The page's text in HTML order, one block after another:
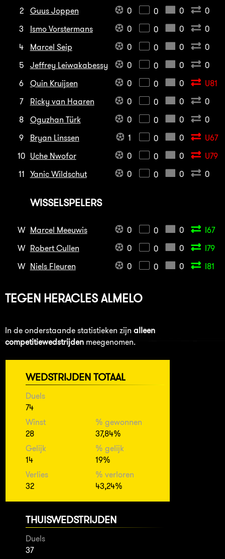
2
Guus Joppen 0 0 0
0
3
Ismo Vorstermans 0 0 0
0
4
Marcel Seip 0 0 0
0
5
Jeffrey Leiwakabessy 0 0 0
0
6
Quin Kruijsen 0 0 0
U81
7
Ricky van Haaren 0 0 0
0
8
Oguzhan Türk 0 0 0
0
9
Bryan Linssen 1 0 0
U67
10 Uche Nwofor 0 0 0
U79
11
Yanic Wildschut 0 0 0 0
WISSELSPELERS
W Marcel Meeuwis 0 0 0
I67
W Robert Cullen 0 0 0
I79
W Niels Fleuren 0 0 0 I81
TEGEN HERACLES ALMELO
In de onderstaande statistieken zijn alleen
competitiewedstrijden meegenomen.
WEDSTRIJDEN TOTAAL
Duels
74
Winst
28
% gewonnen
37,84%
Gelijk
14
% gelijk
19%
Verlies
32
% verloren
43,24%
THUISWEDSTRIJDEN
Duels
37